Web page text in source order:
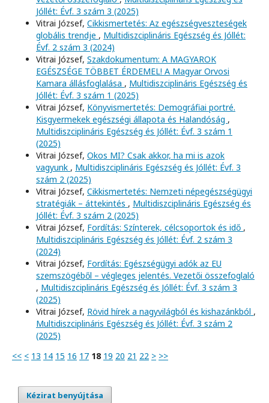
Jóllét: Évf. 3 szám 3 (2025)
Vitrai József, Cikkismertetés: Az egészségveszteségek
globális trendje , Multidiszciplináris Egészség és Jóllét:
Évf. 2 szám 3 (2024)
Vitrai József, Szakdokumentum: A MAGYAROK
EGÉSZSÉGE TÖBBET ÉRDEMEL! A Magyar Orvosi
Kamara állásfoglalása , Multidiszciplináris Egészség és
Jóllét: Évf. 3 szám 1 (2025)
Vitrai József, Könyvismertetés: Demográfiai portré.
Kisgyermekek egészségi állapota és Halandóság ,
Multidiszciplináris Egészség és Jóllét: Évf. 3 szám 1
(2025)
Vitrai József, Okos MI? Csak akkor, ha mi is azok
vagyunk , Multidiszciplináris Egészség és Jóllét: Évf. 3
szám 2 (2025)
Vitrai József, Cikkismertetés: Nemzeti népegészségügyi
stratégiák – áttekintés , Multidiszciplináris Egészség és
Jóllét: Évf. 3 szám 2 (2025)
Vitrai József, Fordítás: Színterek, célcsoportok és idő ,
Multidiszciplináris Egészség és Jóllét: Évf. 2 szám 3
(2024)
Vitrai József, Fordítás: Egészségügyi adók az EU
szemszögéből – végleges jelentés. Vezetői összefoglaló
, Multidiszciplináris Egészség és Jóllét: Évf. 3 szám 3
(2025)
Vitrai József, Rövid hírek a nagyvilágból és kishazánkból ,
Multidiszciplináris Egészség és Jóllét: Évf. 3 szám 2
(2025)
<< < 13 14 15 16 17 18 19 20 21 22 > >>
Kézirat benyújtása